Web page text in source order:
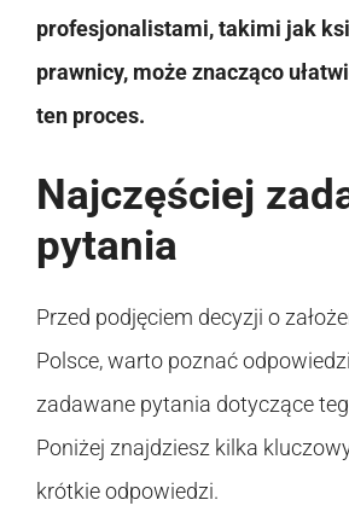
profesjonalistami, takimi jak
prawnicy, może znacząco
ten proces.
Najczęściej
pytania
Przed podjęciem decyzji o
Polsce, warto poznać
zadawane pytania dotyczące
Poniżej znajdziesz kilka
krótkie odpowiedzi.